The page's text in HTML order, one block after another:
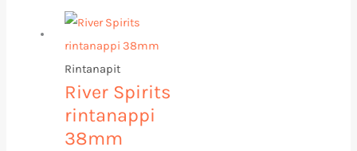
Rintanapit
River Spirits
rintanappi
38mm